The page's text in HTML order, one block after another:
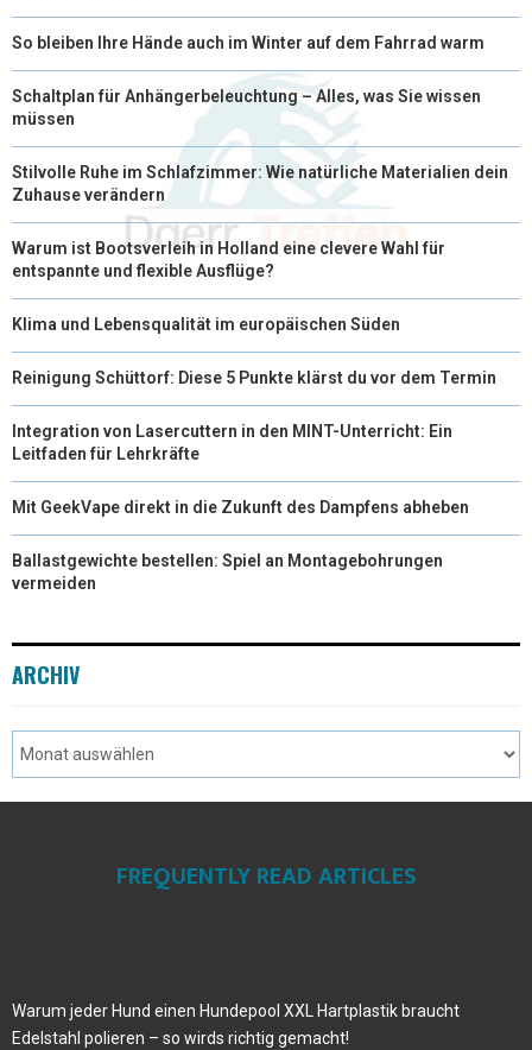
So bleiben Ihre Hände auch im Winter auf dem Fahrrad warm
Schaltplan für Anhängerbeleuchtung – Alles, was Sie wissen
müssen
Stilvolle Ruhe im Schlafzimmer: Wie natürliche Materialien dein
Zuhause verändern
Warum ist Bootsverleih in Holland eine clevere Wahl für
entspannte und flexible Ausflüge?
Klima und Lebensqualität im europäischen Süden
Reinigung Schüttorf: Diese 5 Punkte klärst du vor dem Termin
Integration von Lasercuttern in den MINT-Unterricht: Ein
Leitfaden für Lehrkräfte
Mit GeekVape direkt in die Zukunft des Dampfens abheben
Ballastgewichte bestellen: Spiel an Montagebohrungen
vermeiden
ARCHIV
FREQUENTLY READ ARTICLES
Warum jeder Hund einen Hundepool XXL Hartplastik braucht
Edelstahl polieren – so wirds richtig gemacht!